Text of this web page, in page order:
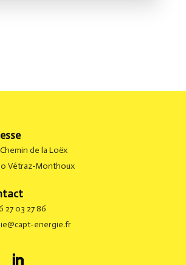
de la Loëx
Vétraz-Monthoux
27 03 27 86
energie.fr